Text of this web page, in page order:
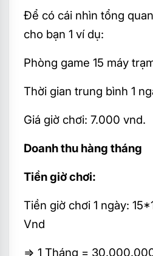
Để có cái nhìn tổng
cho bạn 1 ví dụ:
Phòng game 15 máy
Thời gian trung bình 1
Giá giờ chơi: 7.000 vnd.
Doanh thu hàng tháng
Tiền giờ chơi:
Tiền giờ chơi 1 ngày:
Vnd
=> 1 Tháng =